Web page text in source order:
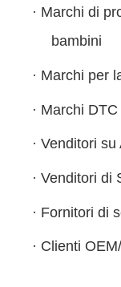
· Marchi di
bambini
· Marchi per
· Marchi DTC
· Venditori su
· Venditori di
· Fornitori di
· Clienti